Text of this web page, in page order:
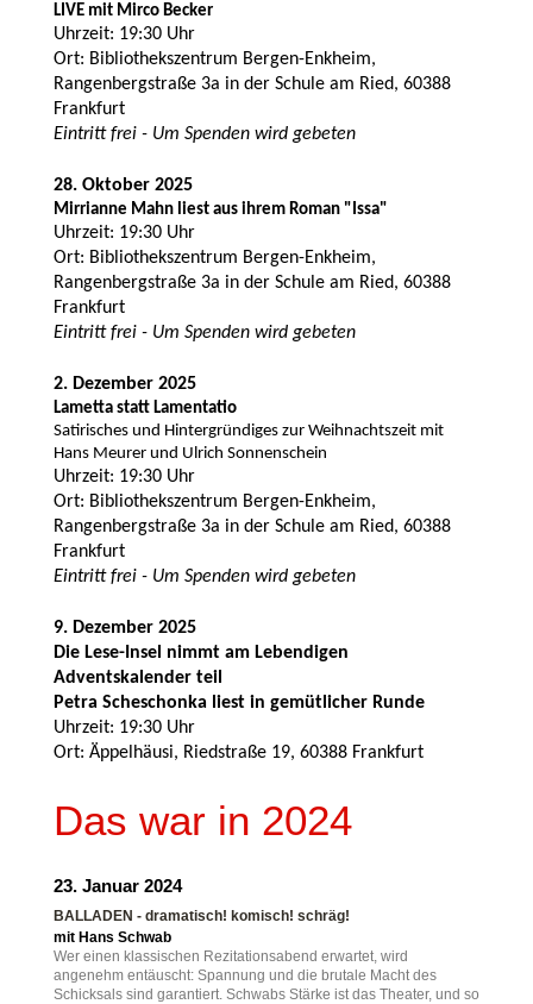
LIVE mit Mirco Becker
Uhrzeit: 19:30 Uhr
Ort: Bibliothekszentrum Bergen-Enkheim,
Rangenbergstraße 3a in der Schule am Ried, 60388
Frankfurt
Eintritt frei - Um Spenden wird gebeten
28. Oktober 2025
Mirrianne Mahn liest aus ihrem Roman "Issa"
Uhrzeit: 19:30 Uhr
Ort: Bibliothekszentrum Bergen-Enkheim,
Rangenbergstraße 3a in der Schule am Ried, 60388
Frankfurt
Eintritt frei - Um Spenden wird gebeten
2. Dezember 2025
Lametta statt Lamentatio
Satirisches und Hintergründiges zur Weihnachtszeit mit
Hans Meurer und Ulrich Sonnenschein
Uhrzeit: 19:30 Uhr
Ort: Bibliothekszentrum Bergen-Enkheim,
Rangenbergstraße 3a in der Schule am Ried, 60388
Frankfurt
Eintritt frei - Um Spenden wird gebeten
9. Dezember 2025
Die Lese-Insel nimmt am Lebendigen
Adventskalender teil
Petra Scheschonka liest in gemütlicher Runde
Uhrzeit: 19:30 Uhr
Ort: Äppelhäusi, Riedstraße 19, 60388 Frankfurt
Das war in 2024
23. Januar 2024
BALLADEN - dramatisch! komisch! schräg!
mit Hans Schwab
Wer einen klassischen Rezitationsabend erwartet, wird
angenehm entäuscht: Spannung und die brutale Macht des
Schicksals sind garantiert. Schwabs Stärke ist das Theater, und so